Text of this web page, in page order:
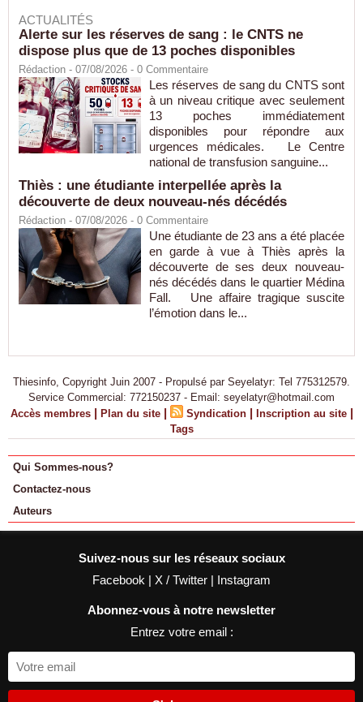
ACTUALITÉS
Alerte sur les réserves de sang : le CNTS ne
dispose plus que de 13 poches disponibles
Rédaction - 07/08/2026 - 0 Commentaire
Les réserves de sang du CNTS sont
à un niveau critique avec seulement
13 poches immédiatement
disponibles pour répondre aux
urgences médicales. Le Centre
national de transfusion sanguine...
Thiès : une étudiante interpellée après la
découverte de deux nouveau-nés décédés
Rédaction - 07/08/2026 - 0 Commentaire
Une étudiante de 23 ans a été placée
en garde à vue à Thiès après la
découverte de ses deux nouveau-
nés décédés dans le quartier Médina
Fall. Une affaire tragique suscite
l’émotion dans le...
Thiesinfo, Copyright Juin 2007 - Propulsé par Seyelatyr: Tel 775312579.
Service Commercial: 772150237 - Email: seyelatyr@hotmail.com
Accès membres | Plan du site | Syndication | Inscription au site |
Tags
Qui Sommes-nous?
Contactez-nous
Auteurs
Suivez-nous sur les réseaux sociaux
Facebook | X / Twitter | Instagram
Abonnez-vous à notre newsletter
Entrez votre email :